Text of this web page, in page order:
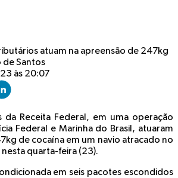
atuam na apreensão de 247kg
de Santos
às 20:07
da Receita Federal, em uma operação
Federal e Marinha do Brasil, atuaram
de cocaína em um navio atracado no
quarta-feira (23).
em seis pacotes escondidos